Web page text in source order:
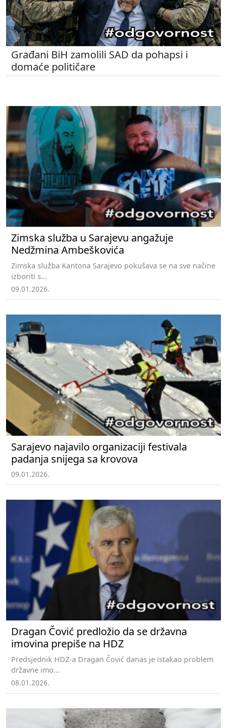
Građani BiH zamolili SAD da pohapsi i
domaće političare
Zimska služba u Sarajevu angažuje
Nedžmina Ambeškovića
Zimska služba Kantona Sarajevo pokušava se na sve načine
izboriti s...
09.01.2026.
Sarajevo najavilo organizaciji festivala
padanja snijega sa krovova
09.01.2026.
Dragan Čović predložio da se državna
imovina prepiše na HDZ
Predsjednik HDZ-a Dragan Čović danas je istakao problem
državne imo...
08.01.2026.